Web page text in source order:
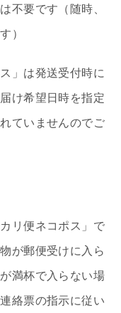
不要です（随時、
）
」は発送受付時に
け希望日時を指定
ていませんのでご
リ便ネコポス」で
が郵便受けに入ら
満杯で入らない場
絡票の指示に従い